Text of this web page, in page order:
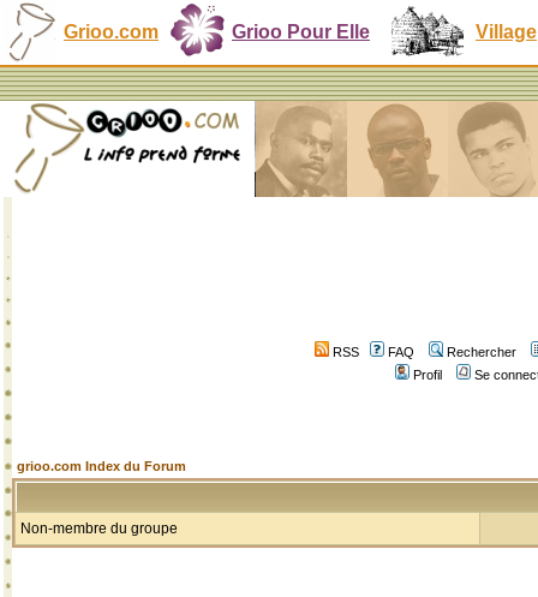
Grioo.com Grioo Pour Elle Village
RSS FAQ
Rechercher
Profil
Se
grioo.com Index du Forum
Non-membre du groupe